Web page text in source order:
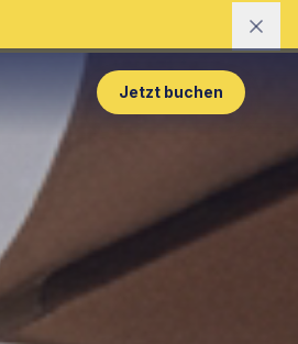
Jetzt buchen